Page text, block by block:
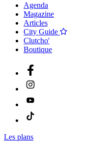
Agenda
Magazine
Articles
City Guide
Clutcho'
Boutique
Les plans